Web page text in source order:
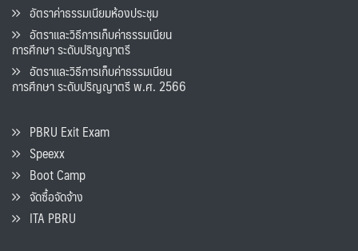
อัตราค่าธรรมเนียมห้องประชุม
อัตราและวิธีการเก็บค่าธรรมเนียน
การศึกษา ระดับปริญญาตรี
อัตราและวิธีการเก็บค่าธรรมเนียน
การศึกษา ระดับปริญญาตรี พ.ศ. 2566
PBRU Exit Exam
Speexx
Boot Camp
จัดซื้อจัดจ้าง
ITA PBRU